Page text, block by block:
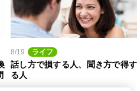
8/19 ライフ
話し方で損する人、聞き方で得す
る人